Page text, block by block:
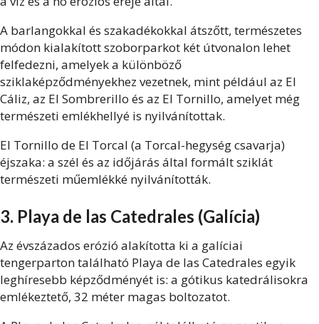
A barlangokkal és szakadékokkal átszőtt, természetes
módon kialakított szoborparkot két útvonalon lehet
felfedezni, amelyek a különböző
sziklaképződményekhez vezetnek, mint például az El
Cáliz, az El Sombrerillo és az El Tornillo, amelyet még
természeti emlékhellyé is nyilvánítottak.
El Tornillo de El Torcal (a Torcal-hegység csavarja)
éjszaka: a szél és az időjárás által formált sziklát
természeti műemlékké nyilvánították.
3. Playa de las Catedrales (Galícia)
Az évszázados erózió alakította ki a galíciai
tengerparton található Playa de las Catedrales egyik
leghíresebb képződményét is: a gótikus katedrálisokra
emlékeztető, 32 méter magas boltozatot.